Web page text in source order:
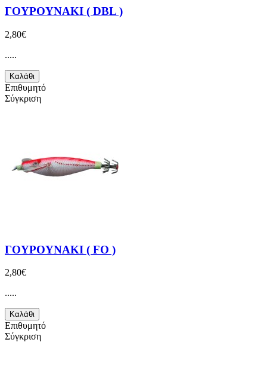
ΓΟΥΡΟΥΝΑΚΙ ( DBL )
2,80€
.....
Καλάθι
Επιθυμητό
Σύγκριση
ΓΟΥΡΟΥΝΑΚΙ ( FO )
2,80€
.....
Καλάθι
Επιθυμητό
Σύγκριση